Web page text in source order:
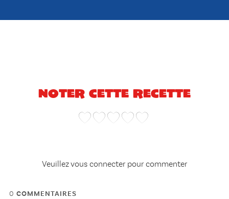
Noter cette recette
Veuillez vous connecter pour commenter
0 COMMENTAIRES